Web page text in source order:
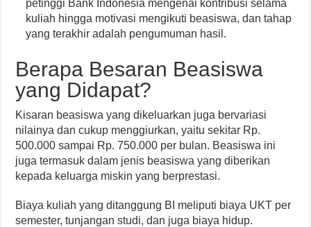
petinggi Bank Indonesia mengenai kontribusi selama
kuliah hingga motivasi mengikuti beasiswa, dan tahap
yang terakhir adalah pengumuman hasil.
Berapa Besaran Beasiswa
yang Didapat?
Kisaran beasiswa yang dikeluarkan juga bervariasi
nilainya dan cukup menggiurkan, yaitu sekitar Rp.
500.000 sampai Rp. 750.000 per bulan. Beasiswa ini
juga termasuk dalam jenis beasiswa yang diberikan
kepada keluarga miskin yang berprestasi.
Biaya kuliah yang ditanggung BI meliputi biaya UKT per
semester, tunjangan studi, dan juga biaya hidup.